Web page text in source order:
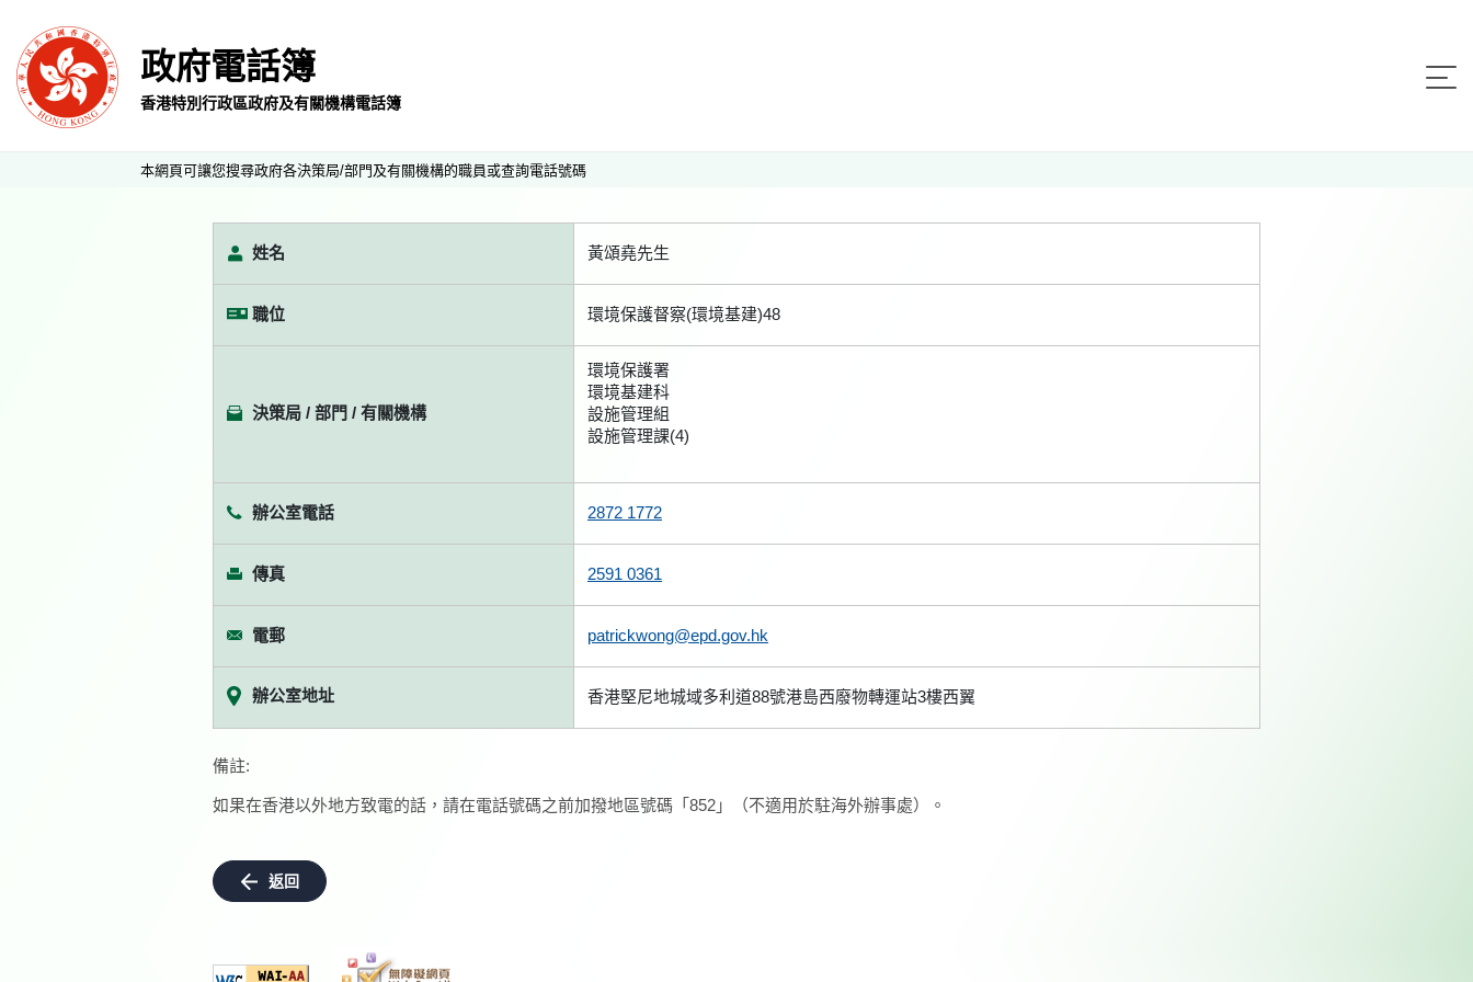
政府電話簿
香港特別行政區政府及有關機構電話簿
本網頁可讓您搜尋政府各決策局/部門及有關機構的職員或查詢電話號碼
姓名 黃頌堯先生
職位 環境保護督察(環境基建)48
決策局 / 部門 / 有關機構
環境保護署
環境基建科
設施管理組
設施管理課(4)
辦公室電話 2872 1772
傳真 2591 0361
電郵 patrickwong@epd.gov.hk
辦公室地址 香港堅尼地城域多利道88號港島西廢物轉運站3樓西翼
備註:
如果在香港以外地方致電的話，請在電話號碼之前加撥地區號碼「852」（不適用於駐海外辦事處）。
返回